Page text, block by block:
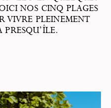
NOS CINQ PLAGES
VIVRE PLEINEMENT
PRESQU’ÎLE.